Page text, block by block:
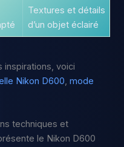
Textures et détails
d’un objet éclairé
inspirations, voici
Nikon D600,mode
techniques et
le Nikon D600